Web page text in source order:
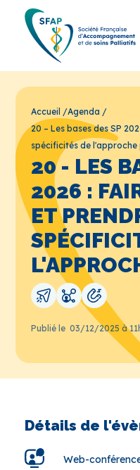
Accueil /Agenda /
20 – Les bases des SP
spécificités de
20 - LES
2026 :
ET
Publié le 03/12/2025 à
Détails de
Web-